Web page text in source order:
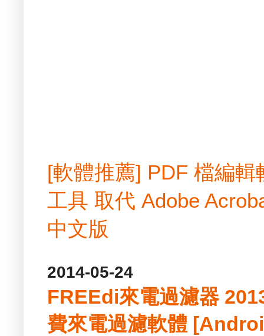
[軟體推薦] PDF 檔編
工具 取代 Adobe
中文版
2014-05-24
FREEdi來電過濾器
費來電過濾軟體